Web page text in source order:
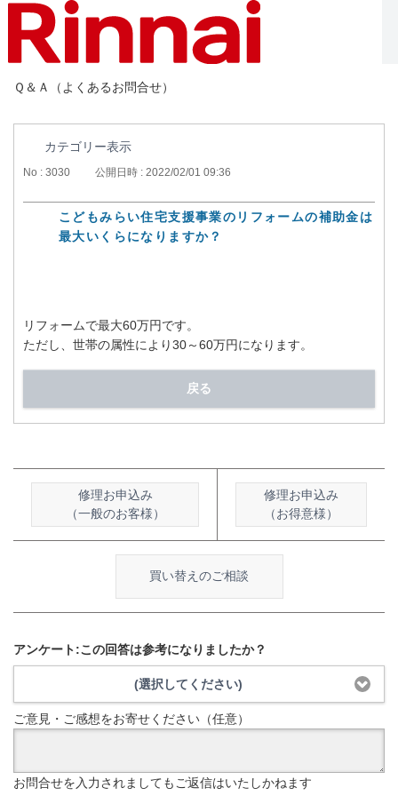
Ｑ＆Ａ（よくあるお問合せ）
カテゴリー表示
No : 3030 公開日時 : 2022/02/01 09:36
こどもみらい住宅支援事業のリフォームの補助金は
最大いくらになりますか？
リフォームで最大60万円です。
ただし、世帯の属性により30～60万円になります。
戻る
修理お申込み
（一般のお客様）
修理お申込み
（お得意様）
買い替えのご相談
アンケート:この回答は参考になりましたか？
(選択してください)
ご意見・ご感想をお寄せください（任意）
お問合せを入力されましてもご返信はいたしかねます